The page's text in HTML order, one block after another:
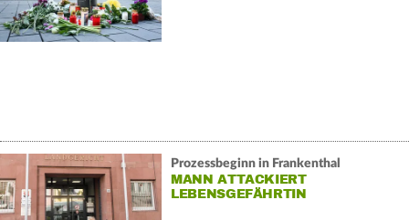
Prozessbeginn in Frankenthal
MANN ATTACKIERT
LEBENSGEFÄHRTIN